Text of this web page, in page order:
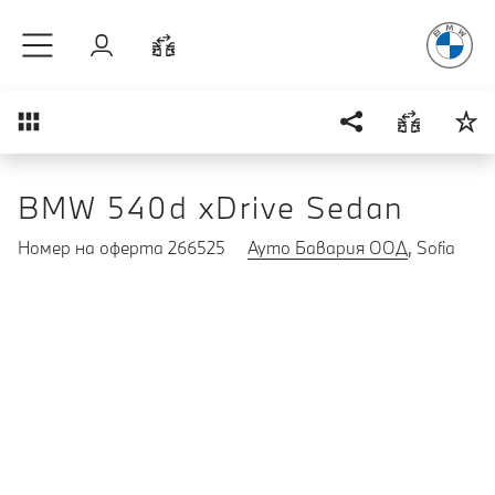
Вход
Преглед
BMW 540d xDrive Sedan
Номер на оферта 266525 Ауто Бавария ООД, Sofia